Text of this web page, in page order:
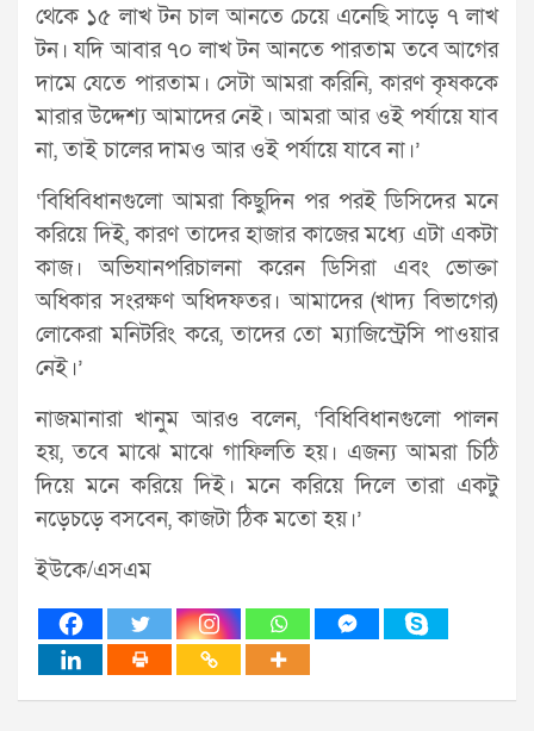
থেকে ১৫ লাখ টন চাল আনতে চেয়ে এনেছি সাড়ে ৭ লাখ
টন। যদি আবার ৭০ লাখ টন আনতে পারতাম তবে আগের
দামে যেতে পারতাম। সেটা আমরা করিনি, কারণ কৃষককে
মারার উদ্দেশ্য আমাদের নেই। আমরা আর ওই পর্যায়ে যাব
না, তাই চালের দামও আর ওই পর্যায়ে যাবে না।’
‘বিধিবিধানগুলো আমরা কিছুদিন পর পরই ডিসিদের মনে
করিয়ে দিই, কারণ তাদের হাজার কাজের মধ্যে এটা একটা
কাজ। অভিযানপরিচালনা করেন ডিসিরা এবং ভোক্তা
অধিকার সংরক্ষণ অধিদফতর। আমাদের (খাদ্য বিভাগের)
লোকেরা মনিটরিং করে, তাদের তো ম্যাজিস্ট্রেসি পাওয়ার
নেই।’
নাজমানারা খানুম আরও বলেন, ‘বিধিবিধানগুলো পালন
হয়, তবে মাঝে মাঝে গাফিলতি হয়। এজন্য আমরা চিঠি
দিয়ে মনে করিয়ে দিই। মনে করিয়ে দিলে তারা একটু
নড়েচড়ে বসবেন, কাজটা ঠিক মতো হয়।’
ইউকে/এসএম